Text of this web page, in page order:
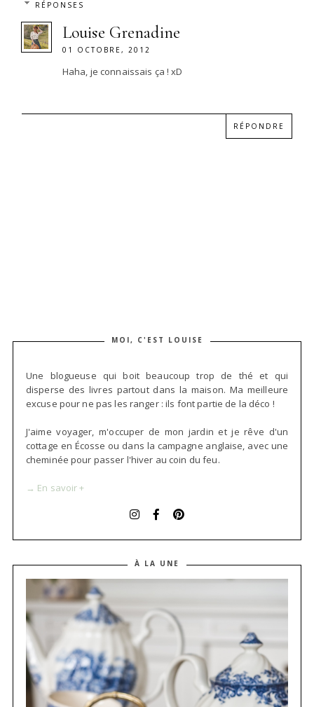
RÉPONSES
Louise Grenadine
01 OCTOBRE, 2012
Haha, je connaissais ça ! xD
RÉPONDRE
MOI, C'EST LOUISE
Une blogueuse qui boit beaucoup trop de thé et qui
disperse des livres partout dans la maison. Ma meilleure
excuse pour ne pas les ranger : ils font partie de la déco !
J'aime voyager, m'occuper de mon jardin et je rêve d'un
cottage en Écosse ou dans la campagne anglaise, avec une
cheminée pour passer l'hiver au coin du feu.
→ En savoir +
À LA UNE